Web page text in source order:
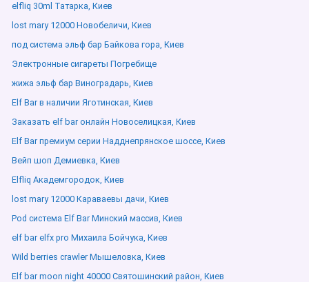
elfliq 30ml Татарка, Киев
lost mary 12000 Новобеличи, Киев
под система эльф бар Байкова гора, Киев
Электронные сигареты Погребище
жижа эльф бар Виноградарь, Киев
Elf Bar в наличии Яготинская, Киев
Заказать elf bar онлайн Новоселицкая, Киев
Elf Bar премиум серии Надднепрянское шоссе, Киев
Вейп шоп Демиевка, Киев
Elfliq Академгородок, Киев
lost mary 12000 Караваевы дачи, Киев
Pod система Elf Bar Минский массив, Киев
elf bar elfx pro Михаила Бойчука, Киев
Wild berries crawler Мышеловка, Киев
Elf bar moon night 40000 Святошинский район, Киев